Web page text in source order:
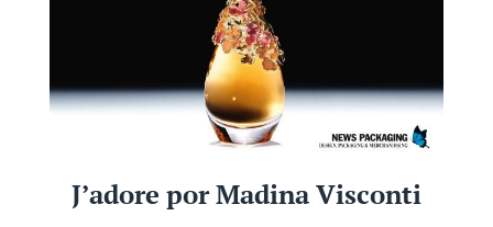
J’adore por Madina Visconti